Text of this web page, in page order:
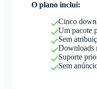
O plano inclui:
Cinco
Um pacote
Sem
Downloads
Suporte
Sem